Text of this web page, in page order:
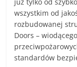
już tylko od
wszystkim od
rozbudowanej
Doors –
standardów